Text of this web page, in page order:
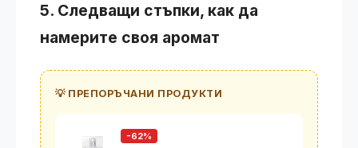
5. Следващи стъпки, как да
намерите своя аромат
💡 ПРЕПОРЪЧАНИ ПРОДУКТИ
-62%